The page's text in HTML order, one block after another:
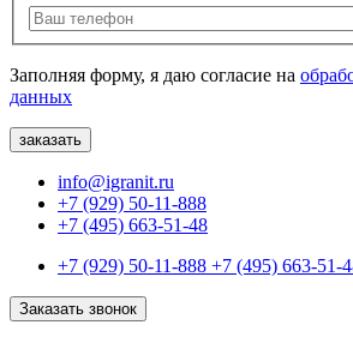
Заполняя форму, я даю согласие на
данных
info@igranit.ru
+7 (929) 50-11-888
+7 (495) 663-51-48
+7 (929) 50-11-888 +7 (495) 663-51-
Заказать звонок